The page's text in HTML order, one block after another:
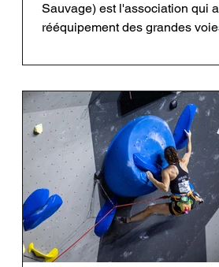
Sauvage) est l'association qui
rééquipement des grandes
l'Oisans et les Écrins. Grâce à
majeur de l'escalade tout en
l'esprit des ouvreurs.
fonctionnement, sa philosophie,
chantiers et les enjeux du
en montagne.